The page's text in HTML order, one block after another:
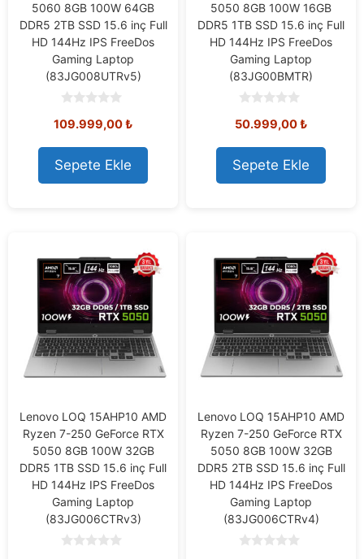
5060 8GB 100W 64GB
DDR5 2TB SSD 15.6 inç Full
HD 144Hz IPS FreeDos
Gaming Laptop
(83JG008UTRv5)
o
t
o
f
5
109.999,00₺
Sepete Ekle
5050 8GB 100W 16GB
DDR5 1TB SSD 15.6 inç Full
HD 144Hz IPS FreeDos
Gaming Laptop
(83JG00BMTR)
o
t
o
f
5
50.999,00₺
Sepete Ekle
Lenovo LOQ 15AHP10 AMD
Ryzen 7-250 GeForce RTX
5050 8GB 100W 32GB
DDR5 1TB SSD 15.6 inç Full
HD 144Hz IPS FreeDos
Gaming Laptop
(83JG006CTRv3)
Lenovo LOQ 15AHP10 AMD
Ryzen 7-250 GeForce RTX
5050 8GB 100W 32GB
DDR5 2TB SSD 15.6 inç Full
HD 144Hz IPS FreeDos
Gaming Laptop
(83JG006CTRv4)